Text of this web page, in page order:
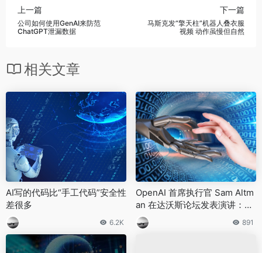
上一篇
公司如何使用GenAI来防范
ChatGPT泄漏数据
下一篇
马斯克发“擎天柱”机器人叠衣服
视频 动作虽慢但自然
相关文章
AI写的代码比“手工代码”安全性
差很多
6.2K
OpenAI 首席执行官 Sam Altm
an 在达沃斯论坛发表演讲：人
工智能的能源需求与监管态度
891